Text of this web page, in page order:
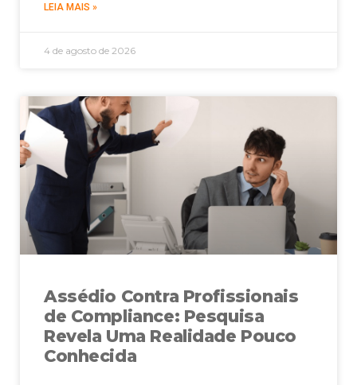
LEIA MAIS »
4 de agosto de 2026
Assédio Contra Profissionais
de Compliance: Pesquisa
Revela Uma Realidade Pouco
Conhecida